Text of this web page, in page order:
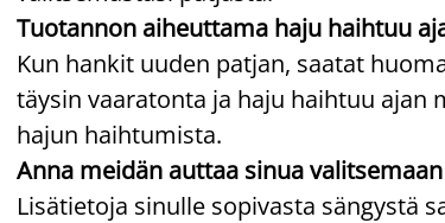
Tuotannon aiheuttama haju haihtuu
Kun hankit uuden patjan, saatat
täysin vaaratonta ja haju haihtuu
hajun haihtumista.
Anna meidän auttaa sinua
Lisätietoja sinulle sopivasta sängystä